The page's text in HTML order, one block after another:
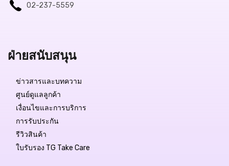
สถานะสินค้า:มีสินค้า
02-237-5559
ฝ่ายสนับสนุน
ข่าวสารและบทความ
ศูนย์ดูแลลูกค้า
เงื่อนไขและการบริการ
การรับประกัน
รีวิวสินค้า
ใบรับรอง TG Take Care